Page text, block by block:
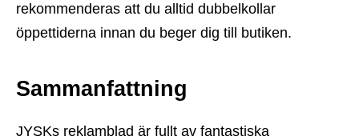
rekommenderas att du alltid dubbelkollar
öppettiderna innan du beger dig till butiken.
Sammanfattning
JYSKs reklamblad är fullt av fantastiska